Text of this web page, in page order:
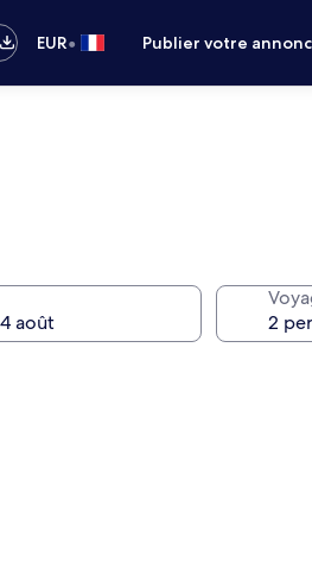
EUR• Publier votre